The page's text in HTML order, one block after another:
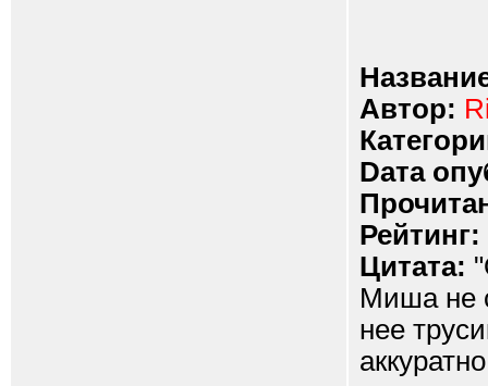
Автор:
Dата
Рейтинг:
Цитата:
Миша не
нее